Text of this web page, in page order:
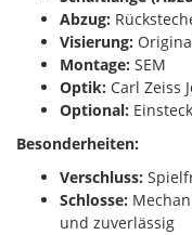
Abzug:
Visierung:
Montage: SEM
Optik: Carl Zeiss
Optional:
Besonderheiten:
Verschluss:
Schlosse:
und zuverlässig